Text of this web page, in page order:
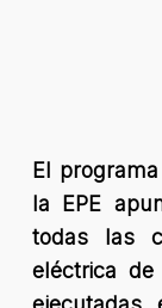
El
la EPE
todas las
eléctrica